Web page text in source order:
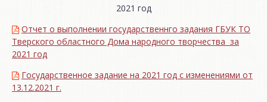
2021 год
Отчет о выполнении государственнго задания ГБУК ТО
Тверского областного Дома народного творчества за
2021 год
Государственное задание на 2021 год с изменениями от
13.12.2021 г.